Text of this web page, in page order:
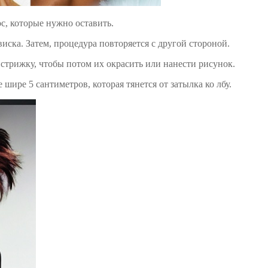
которые нужно оставить.
Затем, процедура повторяется с другой стороной.
чтобы потом их окрасить или нанести рисунок.
5 сантиметров, которая тянется от затылка ко лбу.